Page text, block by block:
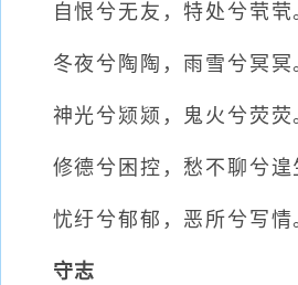
自恨兮无友，特处兮茕茕
冬夜兮陶陶，雨雪兮冥冥
神光兮颎颎，鬼火兮荧荧
修德兮困控，愁不聊兮遑
忧纡兮郁郁，恶所兮写情
守志